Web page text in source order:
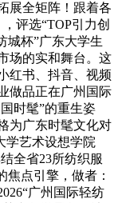
展全矩阵！跟着各
评选“TOP引力创
城杯”广东大学生
场的实和舞台。这
红书、抖音、视频
做品正在广州国际
时髦”的重生姿
为广东时髦文化对
学艺术设想学院
全省23所纺织服
焦点引擎，做者：
广州国际轻纺